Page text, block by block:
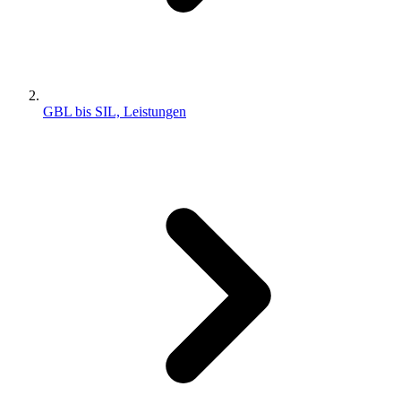
GBL bis SIL, Leistungen